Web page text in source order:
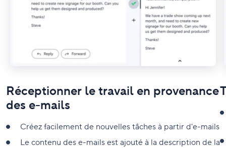
Réceptionner le travail en provenance
des e-mails
Créez facilement de nouvelles tâches à partir d'e-mails
Le contenu des e-mails est ajouté à la description de la